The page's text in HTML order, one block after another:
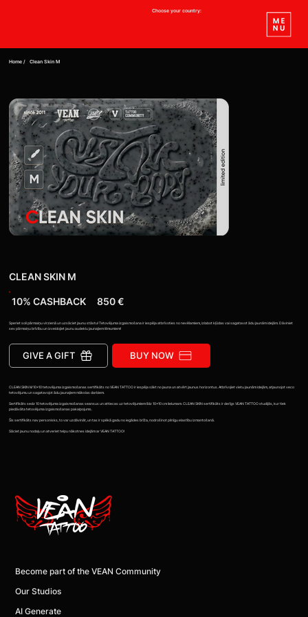
Choose your country:
Home / Clean Skin M
CLEAN SKIN M
10% СASHBACK 850 €
Speriet soli pārmaiņu virzienā un uzsāciet jaunu stāstu! Tetovējuma izgaismošana ir iespēja atbrīvoties no nevēlamiem, izlabot kļūdas vai sagatavot ādu jaunām idejām. Dāviniet
sev pārmaiņu brīvību un izveidojiet jaunu audeklu jaunajiem lēmumiem!
GIVE A GIFT BUY NOW
CLEAN SKIN M 10x10 tetovējuma izgaismošanas sertifikāts no VEAN TATTOO ir iespēja sākt no jauna un atvērt jaunus horizontus. Atbrīvojiet vietu jaunām idejām, atjaunojot veco
tetovējumu un sagatavojot ādu jaunajiem mākslas darbiem.
Sertifikāts sedz 10 tetovējuma izgaismošanas seansus un attiecas uz tetovējumiem līdz 10x10 cm lielumam. CLEAN SKIN sertifikāts ir derīgs VEAN TATTOO studijās, kur tiek
piedāvāta tetovējuma izgaismošanas pakalpojums.
Šis sertifikāts nav personisks, to var uzdāvināt, un tas ir spēkā gadu no iegādes brīža, nodrošinot pilnīgu elastību izmantošanā.
Sāciet jaunu nodaļu un atveriet telpu nākotnes idejām ar VEAN TATTOO!
Become part of the VEAN Community
Our Studios
AI Generate